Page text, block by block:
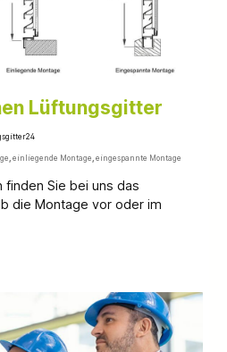
Lüftungsgitter
, einliegende Montage , eingespannte Montage
finden Sie bei uns das
die Montage vor oder im